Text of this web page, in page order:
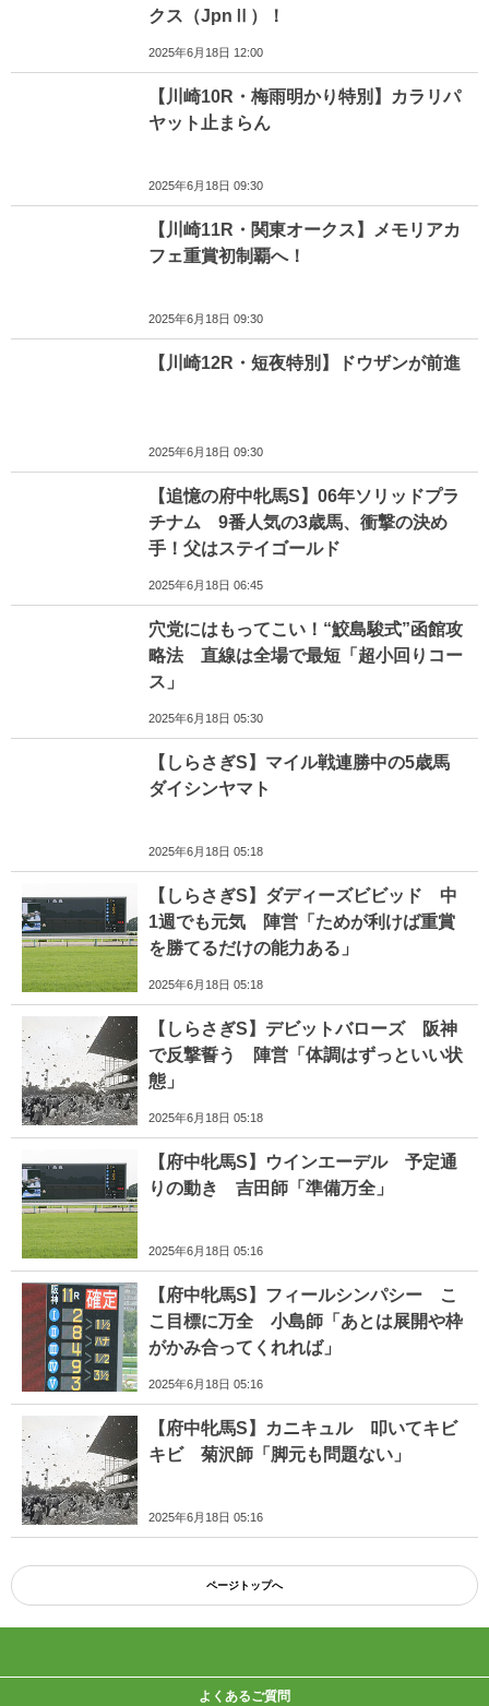
クス（JpnⅡ）！
2025年6月18日 12:00
【川崎10R・梅雨明かり特別】カラリパ
ヤット止まらん
2025年6月18日 09:30
【川崎11R・関東オークス】メモリアカ
フェ重賞初制覇へ！
2025年6月18日 09:30
【川崎12R・短夜特別】ドウザンが前進
2025年6月18日 09:30
【追憶の府中牝馬S】06年ソリッドプラ
チナム 9番人気の3歳馬、衝撃の決め
手！父はステイゴールド
2025年6月18日 06:45
穴党にはもってこい！“鮫島駿式”函館攻
略法 直線は全場で最短「超小回りコー
ス」
2025年6月18日 05:30
【しらさぎS】マイル戦連勝中の5歳馬
ダイシンヤマト
2025年6月18日 05:18
【しらさぎS】ダディーズビビッド 中
1週でも元気 陣営「ためが利けば重賞
を勝てるだけの能力ある」
2025年6月18日 05:18
【しらさぎS】デビットバローズ 阪神
で反撃誓う 陣営「体調はずっといい状
態」
2025年6月18日 05:18
【府中牝馬S】ウインエーデル 予定通
りの動き 吉田師「準備万全」
2025年6月18日 05:16
【府中牝馬S】フィールシンパシー こ
こ目標に万全 小島師「あとは展開や枠
がかみ合ってくれれば」
2025年6月18日 05:16
【府中牝馬S】カニキュル 叩いてキビ
キビ 菊沢師「脚元も問題ない」
2025年6月18日 05:16
ページトップへ
よくあるご質問